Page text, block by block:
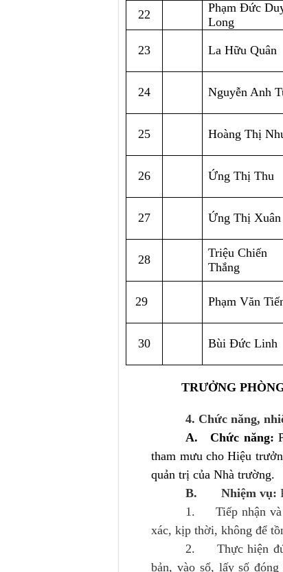
22
Phạm Đức
Long
23 La Hữu Quân
24 Nguyễn Anh
25 Hoàng Thị
26 Ứng Thị Thu
27 Ứng Thị Xuân
28
Triệu Chiến
Thắng
29 Phạm Văn
30 Bùi Đức Linh
TRƯỞNG
4. Chức năng,
A.
Chức năng:
tham mưu cho Hiệu
quản trị của Nhà trường.
B.
Nhiệm vụ:
1.
Tiếp nhận
xác, kịp thời, không để
2.
Thực hiện
bản, vào sổ, lấy số